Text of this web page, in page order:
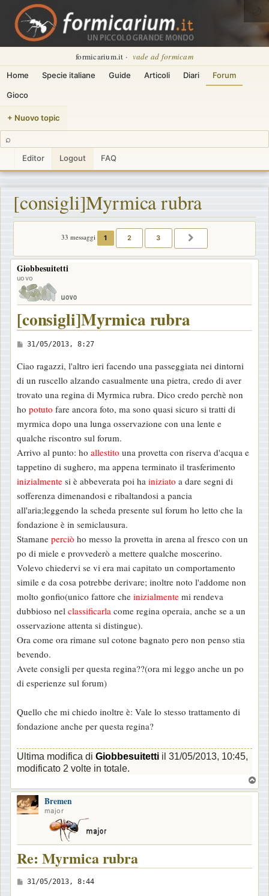
formicarium.it · vade ad formicam
Home Specie italiane Guide Articoli Diari Forum
Gioco
+ Nuovo topic
⌕
Editor Logout FAQ
🌙
[consigli]Myrmica rubra
33 messaggi 1 2 3
Giobbesuitetti
uovo
[consigli]Myrmica rubra
M
s
s
a
g
g
i
o
31/05/2013, 8:27
Ciao ragazzi, l'altro ieri facendo una passeggiata nei dintorni
di un ruscello alzando casualmente una pietra, credo di aver
trovato una regina di Myrmica rubra. Dico credo perchè non
ho potuto fare ancora foto, ma sono quasi sicuro si tratti di
myrmica dopo una lunga osservazione con una lente e
qualche riscontro sul forum.
Arrivo al punto: ho allestito una provetta con riserva d'acqua e
tappetino di sughero, ma appena terminato il trasferimento
inizialmente si è abbeverata poi ha iniziato a dare segni di
sofferenza dimenandosi e ribaltandosi a pancia
all'aria;leggendo la scheda presente sul forum ho letto che la
fondazione è in semiclausura.
Stamane perciò ho messo la provetta in arena al fresco con un
po di miele e provvederò a mettere qualche moscerino.
Volevo chiedervi se vi era mai capitato un comportamento
simile e da cosa potrebbe derivare; inoltre noto l'addome non
molto gonfio(unico fattore che inizialmente mi rendeva
dubbioso nel classificarla come regina operaia, anche se a un
osservazione attenta si distingue).
Ora come ora rimane sul cotone bagnato pero non penso stia
bevendo.
Avete consigli per questa regina??(ora mi leggo anche un po
di esperienze sul forum)
Quello che mi chiedo inoltre è: Vale lo stesso trattamento di
fondazione anche per questa regina?
Ultima modifica di Giobbesuitetti il 31/05/2013, 10:45,
modificato 2 volte in totale.
o
Bremen
major
Re: Myrmica rubra
M
31/05/2013, 8:44